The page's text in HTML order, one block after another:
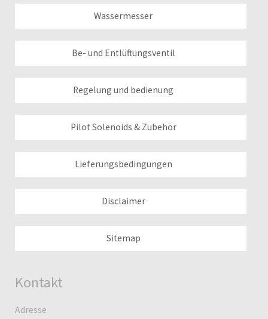
Wassermesser
Be- und Entlüftungsventil
Regelung und bedienung
Pilot Solenoids & Zubehör
Lieferungsbedingungen
Disclaimer
Sitemap
Kontakt
Adresse